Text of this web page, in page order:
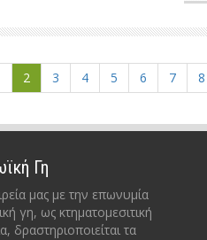
2 3 4 5 6 7 8
Γη
μας με την επωνυμία
γη, ως κτηματομεσιτική
δραστηριοποιείται τα